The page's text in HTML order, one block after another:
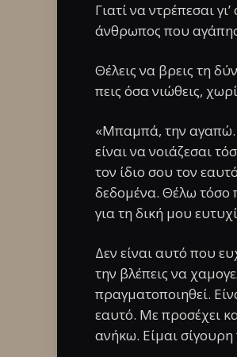
Γιατί να ντρέπεσαι
άνθρωπος που
Θέλεις να βρεις τη
πεις όσα νιώθεις,
«Μπαμπά, την αγαπώ.
είναι να νοιάζεσαι
τον ίδιο σου τον
δεδομένα. Θέλω τόσο
για τη δική μου
Δεν είναι αυτό που
την βλέπεις να
πραγματοποιηθεί.
εαυτό. Με προσέχει
ανήκω. Είμαι σίγουρη